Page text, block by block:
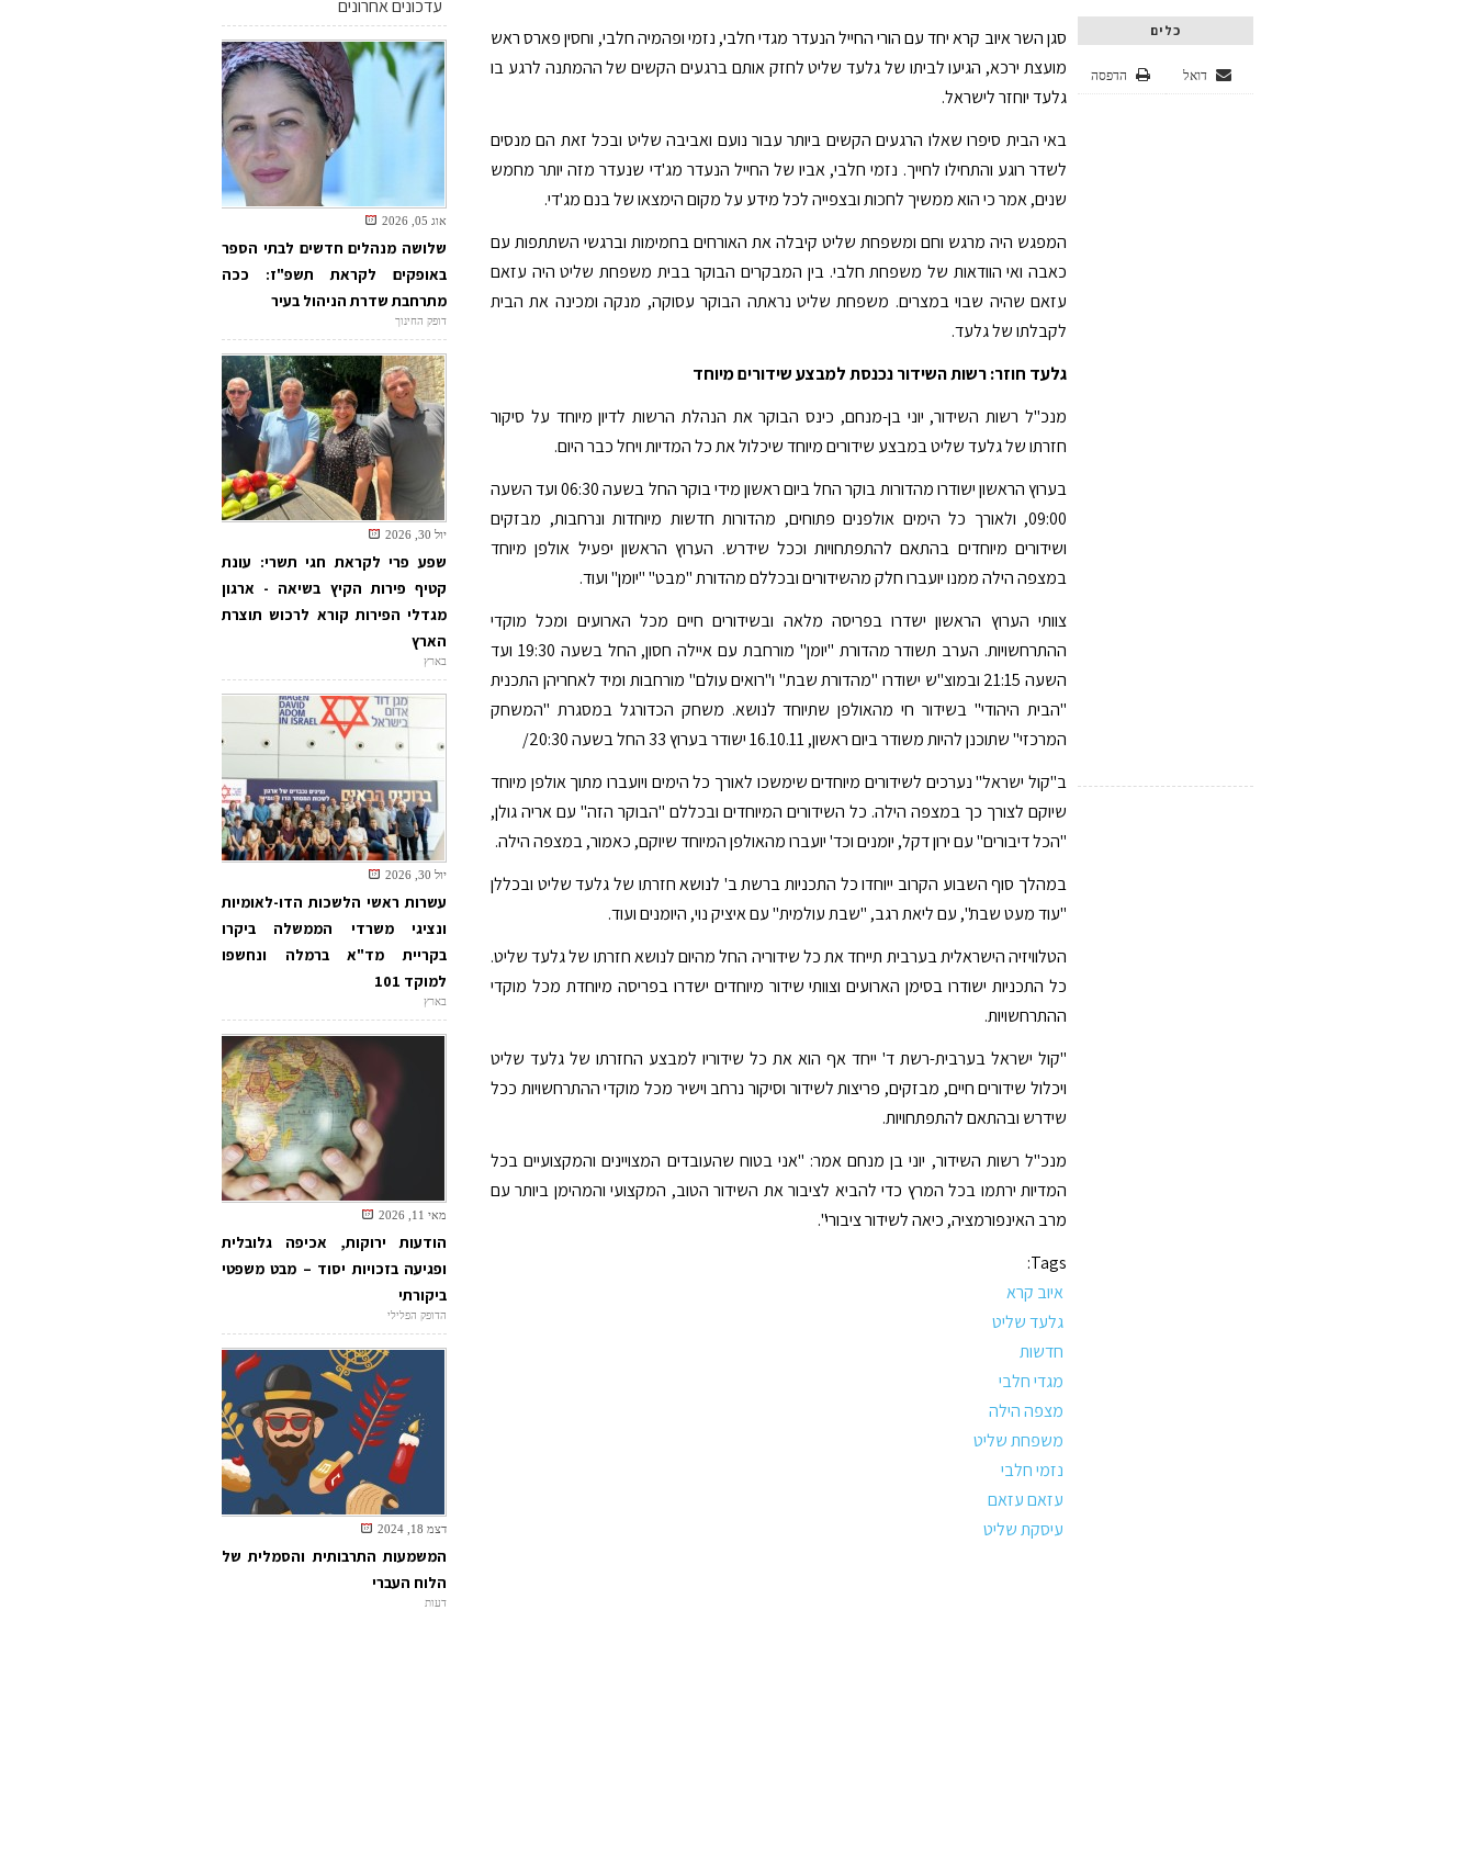
כלים
הדפסה דואל
סגן השר איוב קרא יחד עם הורי החייל הנעדר מגדי חלבי, נזמי ופהמיה חלבי, וחסין פארס ראש
מועצת ירכא, הגיעו לביתו של גלעד שליט לחזק אותם ברגעים הקשים של ההמתנה לרגע בו
גלעד יוחזר לישראל.
באי הבית סיפרו שאלו הרגעים הקשים ביותר עבור נועם ואביבה שליט ובכל זאת הם מנסים
לשדר רוגע והתחילו לחייך. נזמי חלבי, אביו של החייל הנעדר מג'די שנעדר מזה יותר מחמש
שנים, אמר כי הוא ממשיך לחכות ובצפייה לכל מידע על מקום הימצאו של בנם מג'די.
המפגש היה מרגש וחם ומשפחת שליט קיבלה את האורחים בחמימות וברגשי השתתפות עם
כאבה ואי הוודאות של משפחת חלבי. בין המבקרים הבוקר בבית משפחת שליט היה עזאם
עזאם שהיה שבוי במצרים. משפחת שליט נראתה הבוקר עסוקה, מנקה ומכינה את הבית
לקבלתו של גלעד.
גלעד חוזר: רשות השידור נכנסת למבצע שידורים מיוחד
מנכ"ל רשות השידור, יוני בן-מנחם, כינס הבוקר את הנהלת הרשות לדיון מיוחד על סיקור
חזרתו של גלעד שליט במבצע שידורים מיוחד שיכלול את כל המדיות ויחל כבר היום.
בערוץ הראשון ישודרו מהדורות בוקר החל ביום ראשון מידי בוקר החל בשעה 06:30 ועד השעה
09:00, ולאורך כל הימים אולפנים פתוחים, מהדורות חדשות מיוחדות ונרחבות, מבזקים
ושידורים מיוחדים בהתאם להתפתחויות וככל שידרש. הערוץ הראשון יפעיל אולפן מיוחד
במצפה הילה ממנו יועברו חלק מהשידורים ובכללם מהדורת "מבט" "יומן" ועוד.
צוותי הערוץ הראשון ישדרו בפריסה מלאה ובשידורים חיים מכל הארועים ומכל מוקדי
ההתרחשויות. הערב תשודר מהדורת "יומן" מורחבת עם איילה חסון, החל בשעה 19:30 ועד
השעה 21:15 ובמוצ"ש ישודרו "מהדורת שבת" ו"רואים עולם" מורחבות ומיד לאחריהן התכנית
"הבית היהודי" בשידור חי מהאולפן שתיוחד לנושא. משחק הכדורגל במסגרת "המשחק
המרכזי" שתוכנן להיות משודר ביום ראשון, 16.10.11 ישודר בערוץ 33 החל בשעה 20:30/
ב"קול ישראל" נערכים לשידורים מיוחדים שימשכו לאורך כל הימים ויועברו מתוך אולפן מיוחד
שיוקם לצורך כך במצפה הילה. כל השידורים המיוחדים ובכללם "הבוקר הזה" עם אריה גולן,
"הכל דיבורים" עם ירון דקל, יומנים וכד' יועברו מהאולפן המיוחד שיוקם, כאמור, במצפה הילה.
במהלך סוף השבוע הקרוב ייוחדו כל התכניות ברשת ב' לנושא חזרתו של גלעד שליט ובכללן
"עוד מעט שבת", עם ליאת רגב, "שבת עולמית" עם איציק נוי, היומנים ועוד.
הטלוויזיה הישראלית בערבית תייחד את כל שידוריה החל מהיום לנושא חזרתו של גלעד שליט.
כל התכניות ישודרו בסימן הארועים וצוותי שידור מיוחדים ישדרו בפריסה מיוחדת מכל מוקדי
ההתרחשויות.
"קול ישראל בערבית-רשת ד' ייחד אף הוא את כל שידוריו למבצע החזרתו של גלעד שליט
ויכלול שידורים חיים, מבזקים, פריצות לשידור וסיקור נרחב וישיר מכל מוקדי ההתרחשויות ככל
שידרש ובהתאם להתפתחויות.
מנכ"ל רשות השידור, יוני בן מנחם אמר: "אני בטוח שהעובדים המצויינים והמקצועיים בכל
המדיות ירתמו בכל המרץ כדי להביא לציבור את השידור הטוב, המקצועי והמהימן ביותר עם
מרב האינפורמציה, כיאה לשידור ציבורי".
Tags:
איוב קרא
גלעד שליט
חדשות
מגדי חלבי
מצפה הילה
משפחת שליט
נזמי חלבי
עזאם עזאם
עיסקת שליט
עדכונים אחרונים
אוג 05, 2026
שלושה מנהלים חדשים לבתי הספר
באופקים לקראת תשפ"ז: ככה
מתרחבת שדרת הניהול בעיר
דופק החינוך
יול 30, 2026
שפע פרי לקראת חגי תשרי: עונת
קטיף פירות הקיץ בשיאה - ארגון
מגדלי הפירות קורא לרכוש תוצרת
הארץ
בארץ
יול 30, 2026
עשרות ראשי הלשכות הדו-לאומיות
ונציגי משרדי הממשלה ביקרו
בקריית מד"א ברמלה ונחשפו
למוקד 101
בארץ
מאי 11, 2026
הודעות ירוקות, אכיפה גלובלית
ופגיעה בזכויות יסוד – מבט משפטי
ביקורתי
הדופק הפלילי
דצמ 18, 2024
המשמעות התרבותית והסמלית של
הלוח העברי
דעות